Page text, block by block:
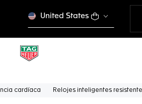
United States